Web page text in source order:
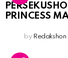
PRINCESS
by Redakshon